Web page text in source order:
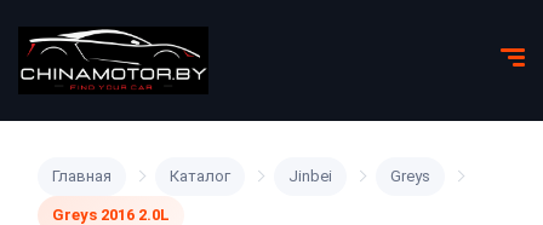
Главная Каталог Jinbei Greys
Greys 2016 2.0L